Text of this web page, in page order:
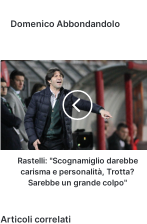
Domenico Abbondandolo
Rastelli:
"Scognamiglio
darebbe
carisma
e
personalità,
Trotta?
Sarebbe
un
grandeRastelli: "Scognamiglio darebbe
carisma e personalità, Trotta?
Sarebbe un grande colpo"
Articoli correlati